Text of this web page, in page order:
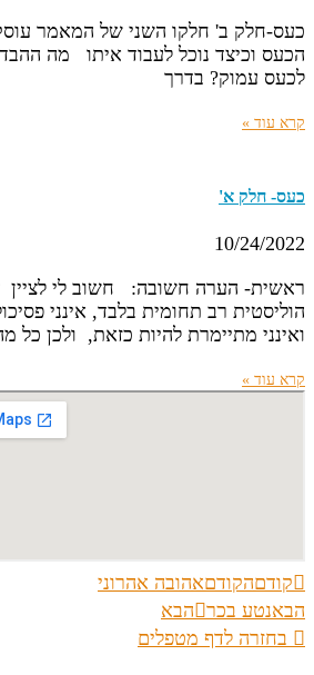
כעס-חלק ב' חלקו השני של המאמר
הכעס וכיצד נוכל לעבוד איתו מה
לכעס עמוק? בדרך
קרא עוד »
כעס- חלק א'
10/24/2022
ראשית- הערה חשובה: חשוב לי
הוליסטית רב תחומית בלבד, אינני
ואינני מתיימרת להיות כזאת, ולכן כל
קרא עוד »
קודםהקודםאהובה אהרוני
הבאנטע בכר הבא
בחזרה לדף מטפלים